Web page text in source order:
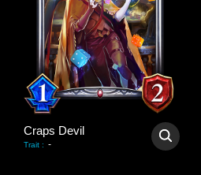
Craps Devil
Trait : -